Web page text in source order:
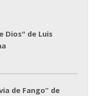
Dios" de Luis
de Fango” de